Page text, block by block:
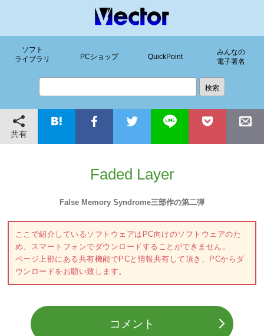
ソフト
ライブラリ
PCショップ QuickPoint
みんなの
電子署名
共有
Faded Layer
False Memory Syndrome三部作の第二弾
ここで紹介しているソフトウェアはPC向けのソフトウェアのた
め、スマートフォンでダウンロードすることができません。
ページ上部にある共有機能でPCと情報共有して頂き、PCからダ
ウンロードをお願い致します。
コメント